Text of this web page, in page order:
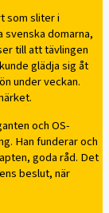
som sliter i
domarna,
till att tävlingen
glädja sig åt
under veckan.
och OS-
Han funderar och
goda råd. Det
beslut, när